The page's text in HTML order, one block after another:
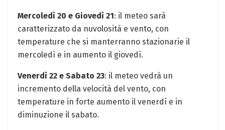
Mercoledì 20 e Giovedì 21: il meteo sarà
caratterizzato da nuvolosità e vento, con
temperature che si manterranno stazionarie il
mercoledì e in aumento il giovedì.
Venerdì 22 e Sabato 23: il meteo vedrà un
incremento della velocità del vento, con
temperature in forte aumento il venerdì e in
diminuzione il sabato.